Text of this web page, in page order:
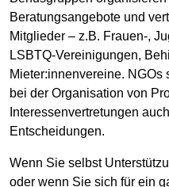
Beratungsangebote und
Mitglieder – z.B. Frauen-,
LSBTQ-Vereinigungen,
Mieter:innenvereine.
bei der Organisation von
Interessenvertretungen
Entscheidungen.
Wenn Sie selbst
oder wenn Sie sich für ein